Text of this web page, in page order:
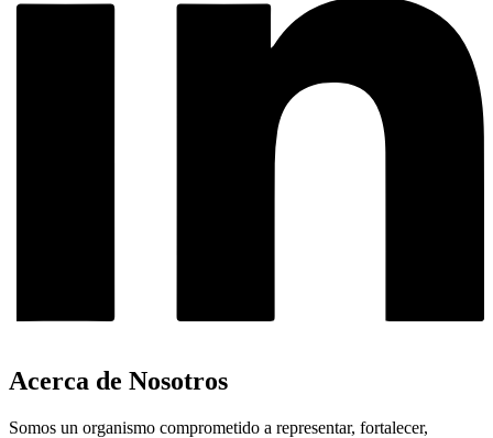
Acerca de Nosotros
Somos un organismo comprometido a representar, fortalecer,